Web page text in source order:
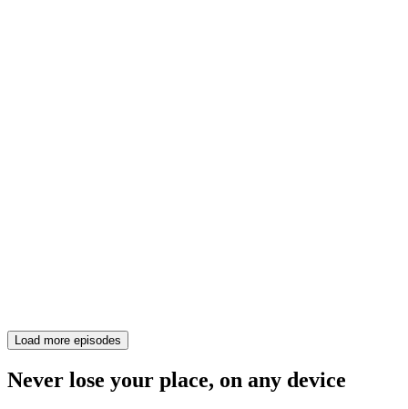
Load more episodes
Never lose your place, on any device